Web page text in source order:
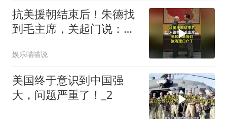
抗美援朝结束后！朱德找
到毛主席，关起门说：我
娱乐喵喵说
美国终于意识到中国强
大，问题严重了！_2